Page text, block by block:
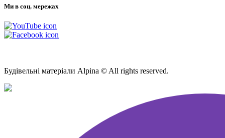
Ми в соц. мережах
Будівельні матеріали Alpina © All rights reserved.